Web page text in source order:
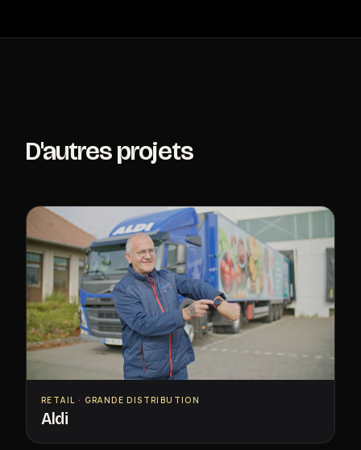
D'autres projets
RETAIL · GRANDE DISTRIBUTION
Aldi